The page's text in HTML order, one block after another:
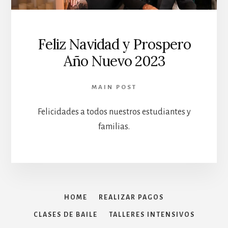
Feliz Navidad y Prospero
Año Nuevo 2023
MAIN POST
Felicidades a todos nuestros estudiantes y
familias.
HOME REALIZAR PAGOS
CLASES DE BAILE TALLERES INTENSIVOS